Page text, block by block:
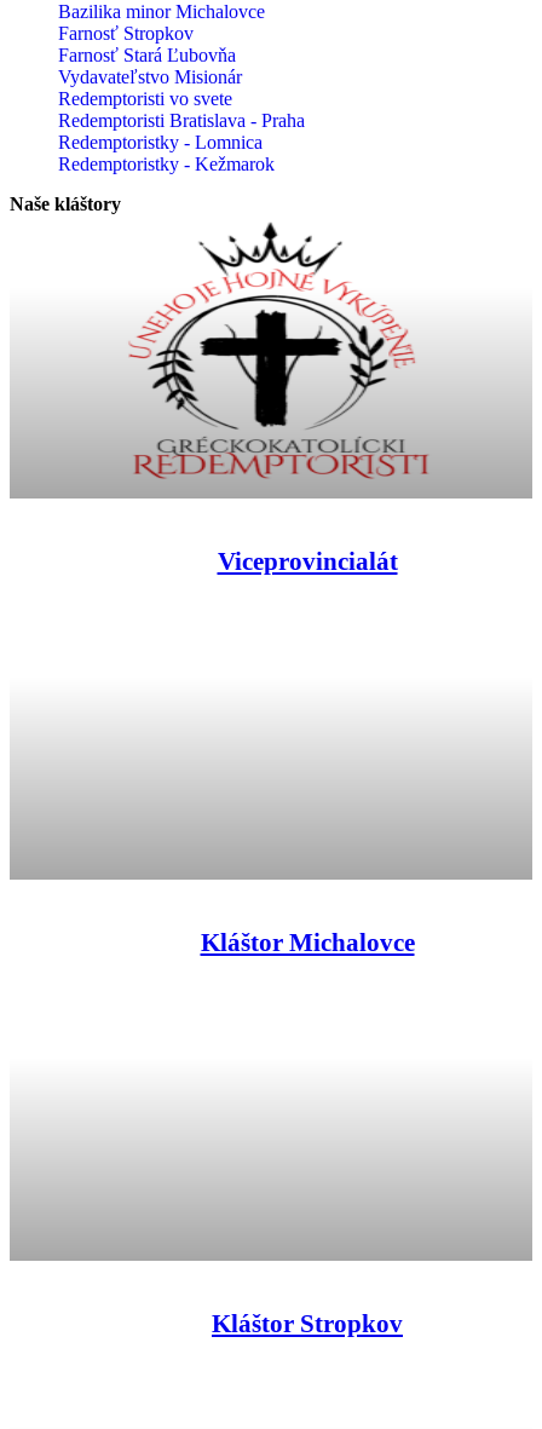
Bazilika minor Michalovce
Farnosť Stropkov
Farnosť Stará Ľubovňa
Vydavateľstvo Misionár
Redemptoristi vo svete
Redemptoristi Bratislava - Praha
Redemptoristky - Lomnica
Redemptoristky - Kežmarok
Naše kláštory
Viceprovincialát
Kláštor Michalovce
Kláštor Stropkov